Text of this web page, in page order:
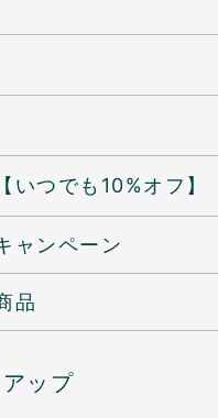
いつでも10%オフ】
ャンペーン
品
ップ